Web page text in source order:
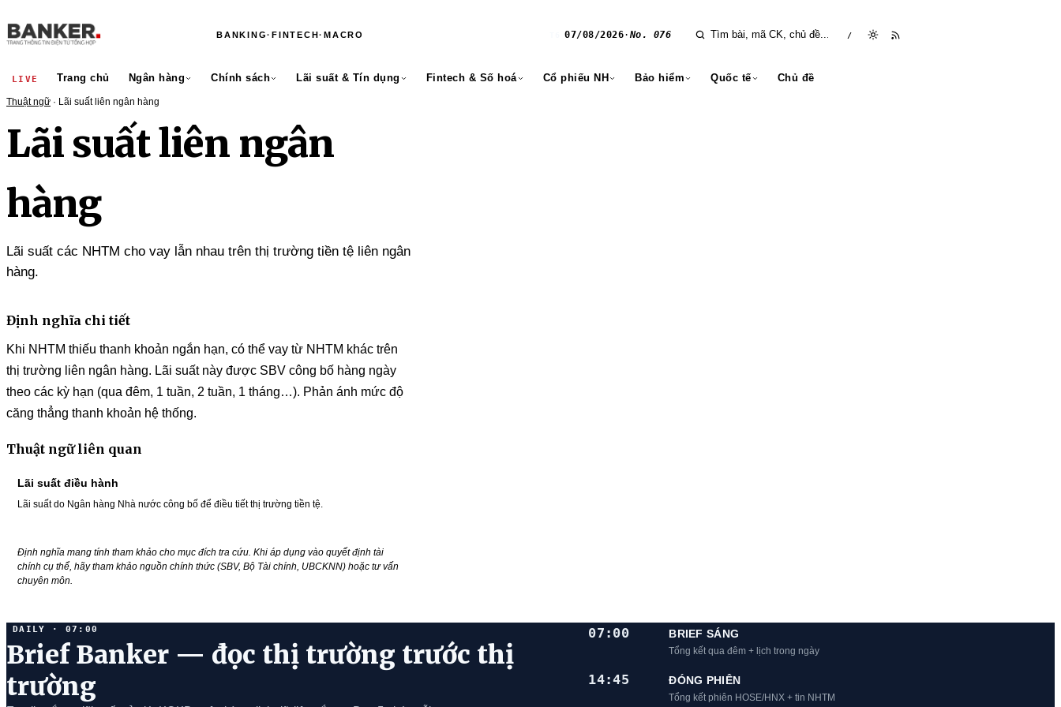
BANKING·FINTECH·MACRO 07/08/2026· No. 076 /
LIVE Trang chủ Ngân hàng Chính sách Lãi suất & Tín dụng Fintech & Số hoá Cổ phiếu NH Bảo hiểm Quốc tế Chủ đề
Thuật ngữ · Lãi suất liên ngân hàng
Lãi suất liên ngân
hàng
Lãi suất các NHTM cho vay lẫn nhau trên thị trường tiền tệ liên ngân
hàng.
Định nghĩa chi tiết
Khi NHTM thiếu thanh khoản ngắn hạn, có thể vay từ NHTM khác trên
thị trường liên ngân hàng. Lãi suất này được SBV công bố hàng ngày
theo các kỳ hạn (qua đêm, 1 tuần, 2 tuần, 1 tháng…). Phản ánh mức độ
căng thẳng thanh khoản hệ thống.
Thuật ngữ liên quan
Lãi suất điều hành
Lãi suất do Ngân hàng Nhà nước công bố để điều tiết thị trường tiền tệ.
Định nghĩa mang tính tham khảo cho mục đích tra cứu. Khi áp dụng vào quyết định tài
chính cụ thể, hãy tham khảo nguồn chính thức (SBV, Bộ Tài chính, UBCKNN) hoặc tư vấn
chuyên môn.
DAILY · 07:00
Brief Banker — đọc thị trường trước thị
trường
07:00 BRIEF SÁNG
Tổng kết qua đêm + lịch trong ngày
14:45 ĐÓNG PHIÊN
Tổng kết phiên HOSE/HNX + tin NHTM